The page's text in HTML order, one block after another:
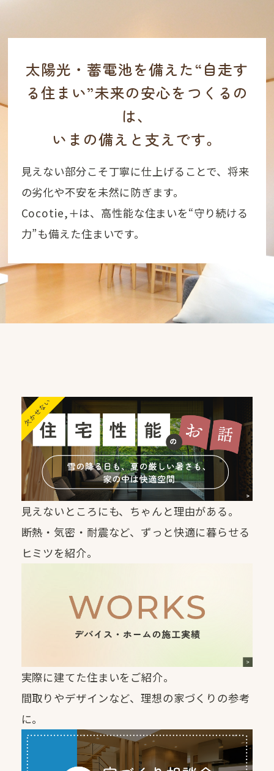
太陽光・蓄電池を備えた“自走す
る住まい”未来の安心をつくるの
は、
いまの備えと支えです。
見えない部分こそ丁寧に仕上げることで、将来
の劣化や不安を未然に防ぎます。
Cocotie,＋は、高性能な住まいを“守り続ける
力”も備えた住まいです。
見えないところにも、ちゃんと理由がある。
断熱・気密・耐震など、ずっと快適に暮らせる
ヒミツを紹介。
実際に建てた住まいをご紹介。
間取りやデザインなど、理想の家づくりの参考
に。